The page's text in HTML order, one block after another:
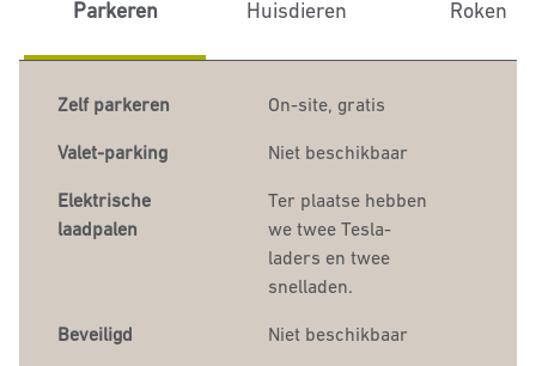
Parkeren Huisdieren Roken
Zelf parkeren On-site, gratis
Valet-parking Niet beschikbaar
Elektrische
laadpalen
Ter plaatse hebben
we twee Tesla-
laders en twee
snelladen.
Beveiligd Niet beschikbaar